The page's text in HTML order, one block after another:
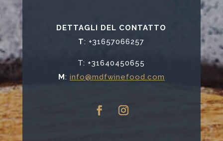
DETTAGLI DEL CONTATTO
T: +31657066257
T: +31640450655
M: info@mdfwinefood.com